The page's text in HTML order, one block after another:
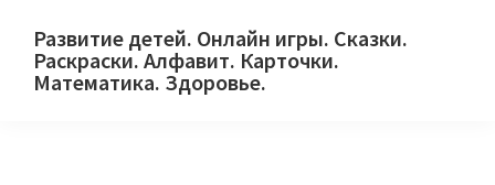
primary
main
primary
Развитие детей. Онлайн игры. Сказки.
Раскраски. Алфавит. Карточки.
Математика. Здоровье.